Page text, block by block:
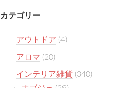
カテゴリー
アウトドア (4)
アロマ (20)
インテリア雑貨 (340)